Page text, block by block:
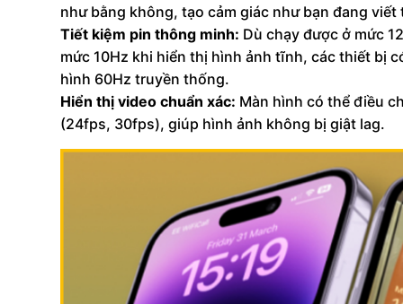
như bằng không, tạo cảm giác như bạn đang
Tiết kiệm pin thông minh: Dù chạy được ở mức
mức 10Hz khi hiển thị hình ảnh tĩnh, các thiết bị
hình 60Hz truyền thống.
Hiển thị video chuẩn xác: Màn hình có thể điều
(24fps, 30fps), giúp hình ảnh không bị giật lag.